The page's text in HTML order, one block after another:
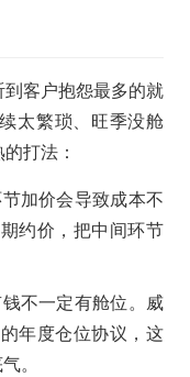
客户抱怨最多的就
太繁琐、旺季没舱
打法：
加价会导致成本不
约价，把中间环节
不一定有舱位。威
年度仓位协议，这
。